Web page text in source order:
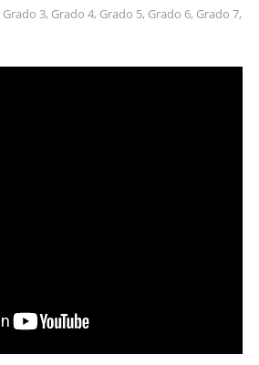
Grado 3, Grado 4, Grado 5, Grado 6, Grado 7,